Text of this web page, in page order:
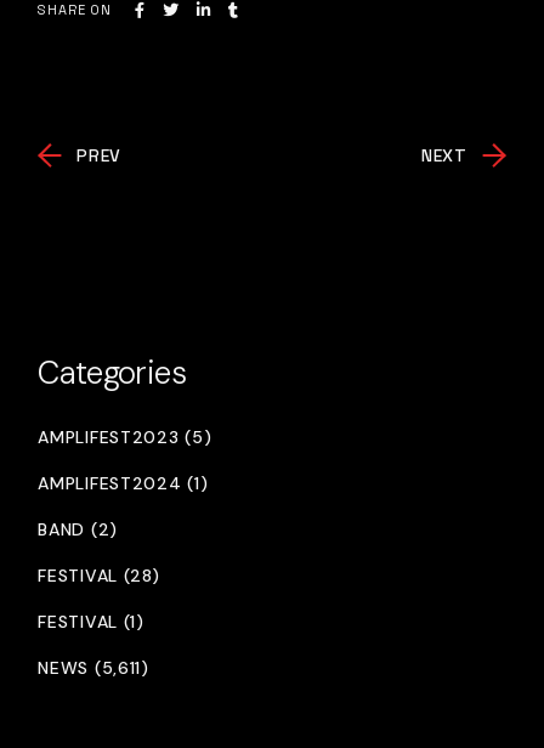
SHARE ON
PREV NEXT
Categories
AMPLIFEST2023 (5)
AMPLIFEST2024 (1)
BAND (2)
FESTIVAL (28)
FESTIVAL (1)
NEWS (5,611)